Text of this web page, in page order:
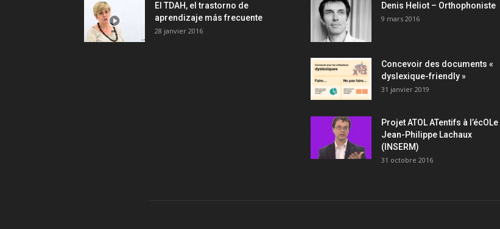
El TDAH, el trastorno de
aprendizaje más frecuente
28 janvier 2016
Denis Heliot – Orthophoniste
9 mars 2016
Concevoir des documents «
dyslexique-friendly »
31 janvier 2019
Projet ATOL ATentifs à l’écOLe
Jean-Philippe Lachaux
(INSERM)
31 octobre 2016